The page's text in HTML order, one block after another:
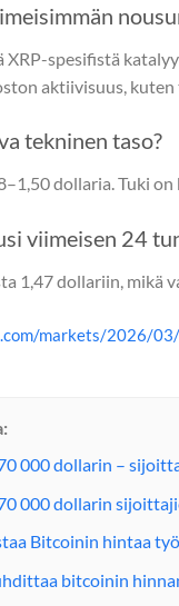
XRP-spesifistä
aktiivisuus,
tekninen taso?
dollaria. Tuki
viimeisen 24
1,47 dollariin, mikä
markets/2026/
000 dollarin –
000 dollarin
Bitcoinin hintaa
bitcoinin